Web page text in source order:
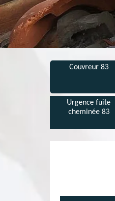
Couvreur 83
Urgence fuite
cheminée 83